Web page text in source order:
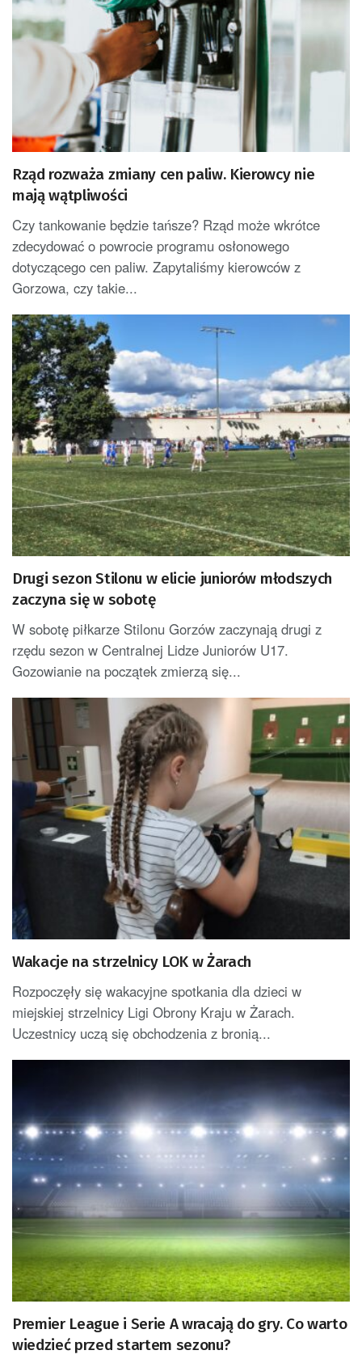
Rząd rozważa zmiany cen paliw. Kierowcy nie
mają wątpliwości
Czy tankowanie będzie tańsze? Rząd może wkrótce
zdecydować o powrocie programu osłonowego
dotyczącego cen paliw. Zapytaliśmy kierowców z
Gorzowa, czy takie...
Drugi sezon Stilonu w elicie juniorów młodszych
zaczyna się w sobotę
W sobotę piłkarze Stilonu Gorzów zaczynają drugi z
rzędu sezon w Centralnej Lidze Juniorów U17.
Gozowianie na początek zmierzą się...
Wakacje na strzelnicy LOK w Żarach
Rozpoczęły się wakacyjne spotkania dla dzieci w
miejskiej strzelnicy Ligi Obrony Kraju w Żarach.
Uczestnicy uczą się obchodzenia z bronią...
Premier League i Serie A wracają do gry. Co warto
wiedzieć przed startem sezonu?